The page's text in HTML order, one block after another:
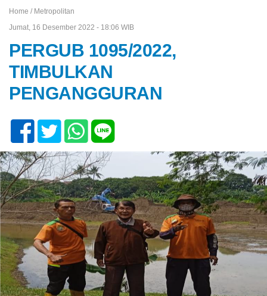
Home / Metropolitan
Jumat, 16 Desember 2022 - 18:06 WIB
PERGUB 1095/2022,
TIMBULKAN
PENGANGGURAN